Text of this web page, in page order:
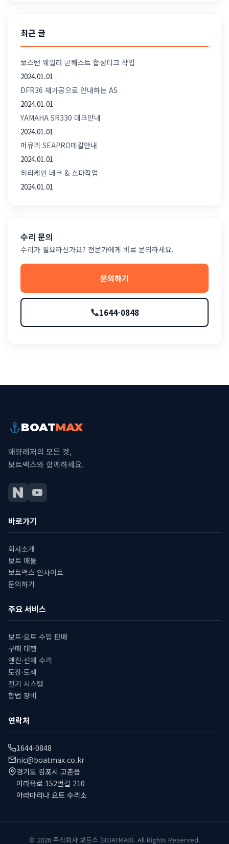
최근 글
보스턴 웨일러 콘퀘스트 합성티크 작업
2024.01.01
DFR36 재가공으로 안내하는 AS
2024.01.01
YAMAHA SR330 데크안내
2024.01.01
머큐리 SEAPRO데칼안내
2024.01.01
허리케인 데크 & 쇼파작업
2024.01.01
수리 문의
수리가 필요하신가요? 전문가에게 바로 문의하세요.
문의하기
1644-0848
BOATMAX
해양레저의 모든 것,
보트맥스와 함께하세요.
바로가기
회사소개
보트 매물
보트맥스 인사이트
문의하기
주요 서비스
보트·요트 수입 판매
구매 대행
엔진·선체 수리
도장·도색
전기 시스템
항법 장비
연락처
1644-0848
nic@boatmax.co.kr
경기도 김포시 고촌읍
아라육로 152번길 210
아라마리나 요트 수리소
© 2026 주식회사 보트스 (BOATMAX). All Rights Reserved.